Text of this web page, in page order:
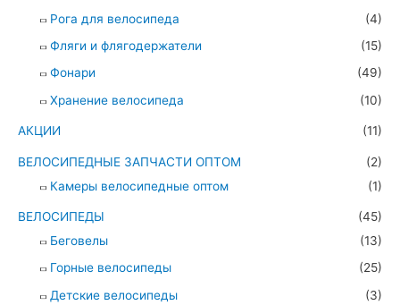
Рога для велосипеда
(4)
Фляги и флягодержатели
(15)
Фонари
(49)
Хранение велосипеда
(10)
АКЦИИ (11)
ВЕЛОСИПЕДНЫЕ ЗАПЧАСТИ ОПТОМ
(2)
Камеры велосипедные оптом
(1)
ВЕЛОСИПЕДЫ
(45)
Беговелы
(13)
Горные велосипеды
(25)
Детские велосипеды
(3)